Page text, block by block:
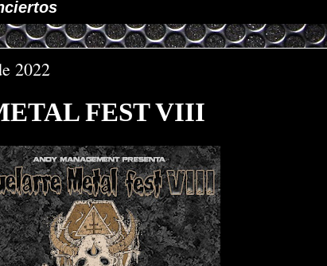
2022
FEST VIII